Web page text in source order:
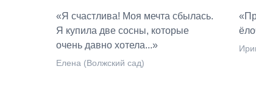
«Я счастлива! Моя мечта сбылась.
Я купила две сосны, которые
очень давно хотела...»
Елена (Волжский сад)